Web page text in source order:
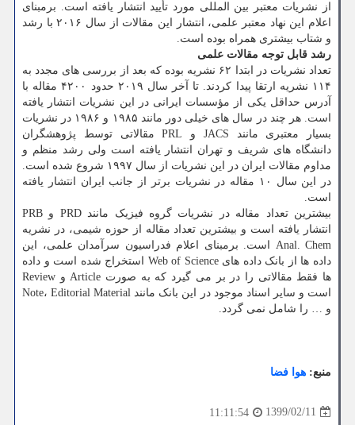
از نشریات معتبر بین المللی مورد تأیید انتشار یافته است. برمبنای
اعلام این نهاد معتبر علمی، انتشار این مقالات از سال ۲۰۱۶ با رشد
و شتاب بیشتری همراه بوده است.
رشد قابل توجه مقالات علمی
تعداد نشریات در ابتدا ۶۲ نشریه بوده که بعد از بررسی های مجدد به
۱۱۴ نشریه ارتقا پیدا کردند. تا آخر سال ۲۰۱۹ حدود ۴۲۰۰ مقاله با
آدرس حداقل یکی از مؤسسات ایرانی در این نشریات انتشار یافته
است. هر چند در سال های خیلی دور مانند ۱۹۸۵ و ۱۹۸۶ در نشریات
بسیار معتبری مانند JACS و PRL مقالاتی توسط پژوهشگران
دانشگاه های شریف و تهران انتشار یافته است ولی رشد منظم و
مداوم مقالات ایران در این نشریات از سال ۱۹۹۷ شروع شده است.
در این سال ۱۰ مقاله در نشریات برتر از جانب ایران انتشار یافته
است.
بیشترین تعداد مقاله در نشریات گروه فیزیک مانند PRD و PRB
انتشار یافته است و بیشترین تعداد مقاله از حوزه شیمی، در نشریه
Anal. Chem است. برمبنای اعلام فدراسیون سرآمدان علمی، این
داده ها از بانک داده های Web of Science استخراج شده است و داده
ها فقط مقالاتی را در بر می گیرد که به صورت Article و Review
است و سایر اسناد موجود در این بانک مانند Note، Editorial Material
و … را شامل نمی گردد.
منبع: هوا فضا
1399/02/11
11:11:54